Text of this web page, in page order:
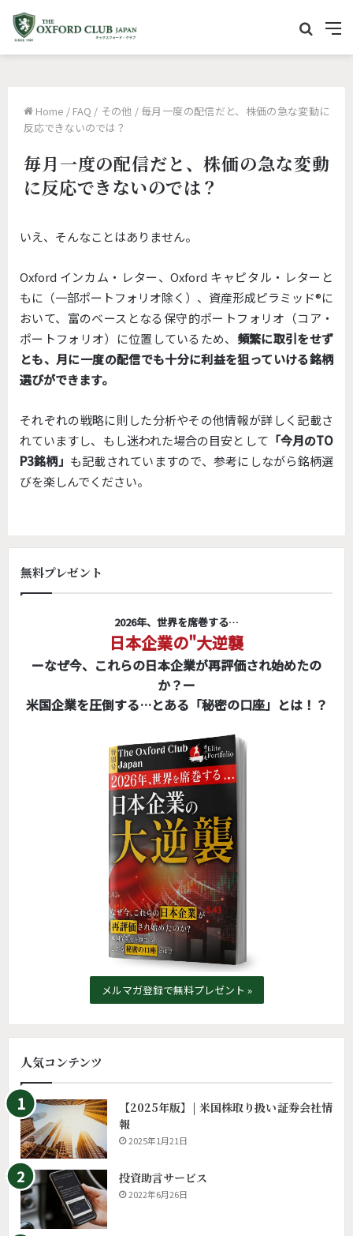
M
e
イ
を
索
Home / FAQ / その他 / 毎月一度の配信だと、株価の急な変動に
反応できないのでは？
毎月一度の配信だと、株価の急な変動
に反応できないのでは？
いえ、そんなことはありません。
Oxford インカム・レター、Oxford キャピタル・レターと
もに（一部ポートフォリオ除く）、資産形成ピラミッド®︎に
おいて、富のベースとなる保守的ポートフォリオ（コア・
ポートフォリオ）に位置しているため、 頻繁に取引をせず
とも、月に一度の配信でも十分に利益を狙っていける銘柄
選びができます。
それぞれの戦略に則した分析やその他情報が詳しく記載さ
れていますし、もし迷われた場合の目安として 「今月のTO
P3銘柄」 も記載されていますので、参考にしながら銘柄選
びを楽しんでください。
無料プレゼント
2026年、世界を席巻する…
日本企業の"大逆襲
ーなぜ今、これらの日本企業が再評価され始めたの
か？ー
米国企業を圧倒する…とある「秘密の口座」とは！？
メルマガ登録で無料プレゼント »
人気コンテンツ
【2025年版】| 米国株取り扱い証券会社情
報
2025年1月21日
投資助言サービス
2022年6月26日